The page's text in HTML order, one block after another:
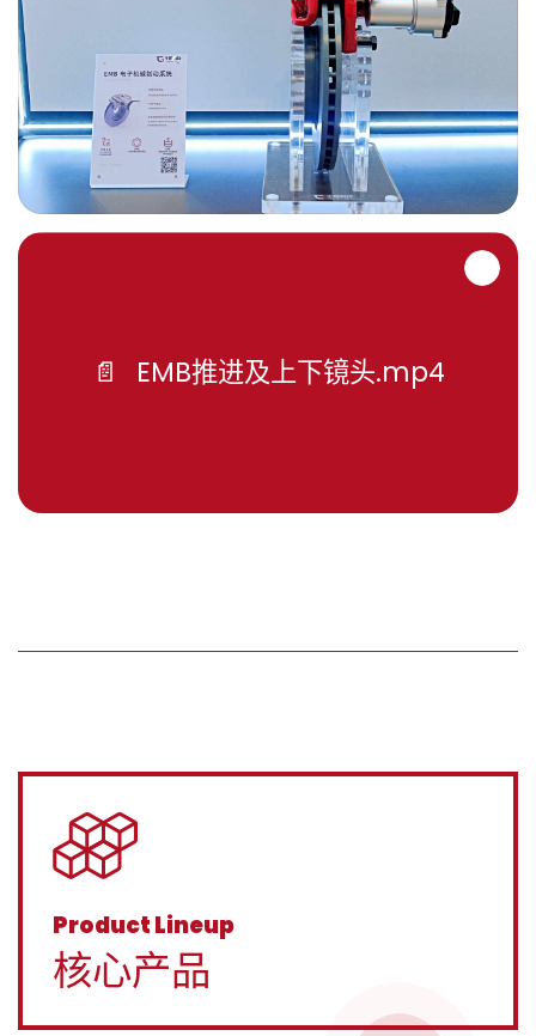
EMB推进及上下镜头.mp4
Product Lineup
核心产品